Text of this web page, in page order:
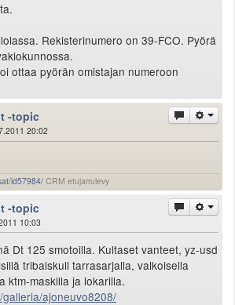
Rekisterinumero on 39-FCO. Pyörä
ottaa pyörän omistajan numeroon
-topic
20:02
id57984/ CRM etujarrulevy
-topic
10:03
Dt 125 smotoilla. Kultaset vanteet, yz-usd
tribalskull tarrasarjalla, valkoisella
ktm-maskilla ja lokarilla.
ajoneuvo8208/